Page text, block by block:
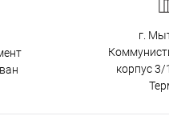
г.
корпус 3/